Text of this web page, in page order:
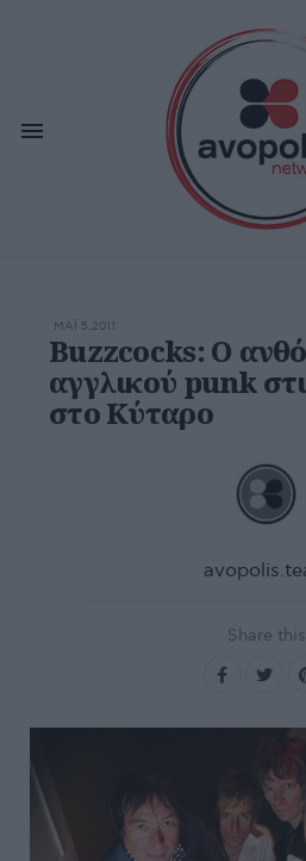
ΜΆΙ 5,2011
Buzzcocks: Ο
αγγλικού punk
στο Κύταρο
Share this